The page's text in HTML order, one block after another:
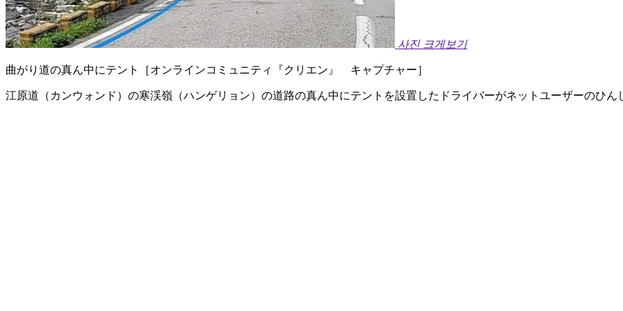
사진 크게보기
曲がり道の真ん中にテント［オンラインコミュニティ『クリエン』 キャプチャー］
江原道（カンウォンド）の寒渓嶺（ハンゲリョン）の道路の真ん中にテントを設置したドライバーがネットユーザーのひん